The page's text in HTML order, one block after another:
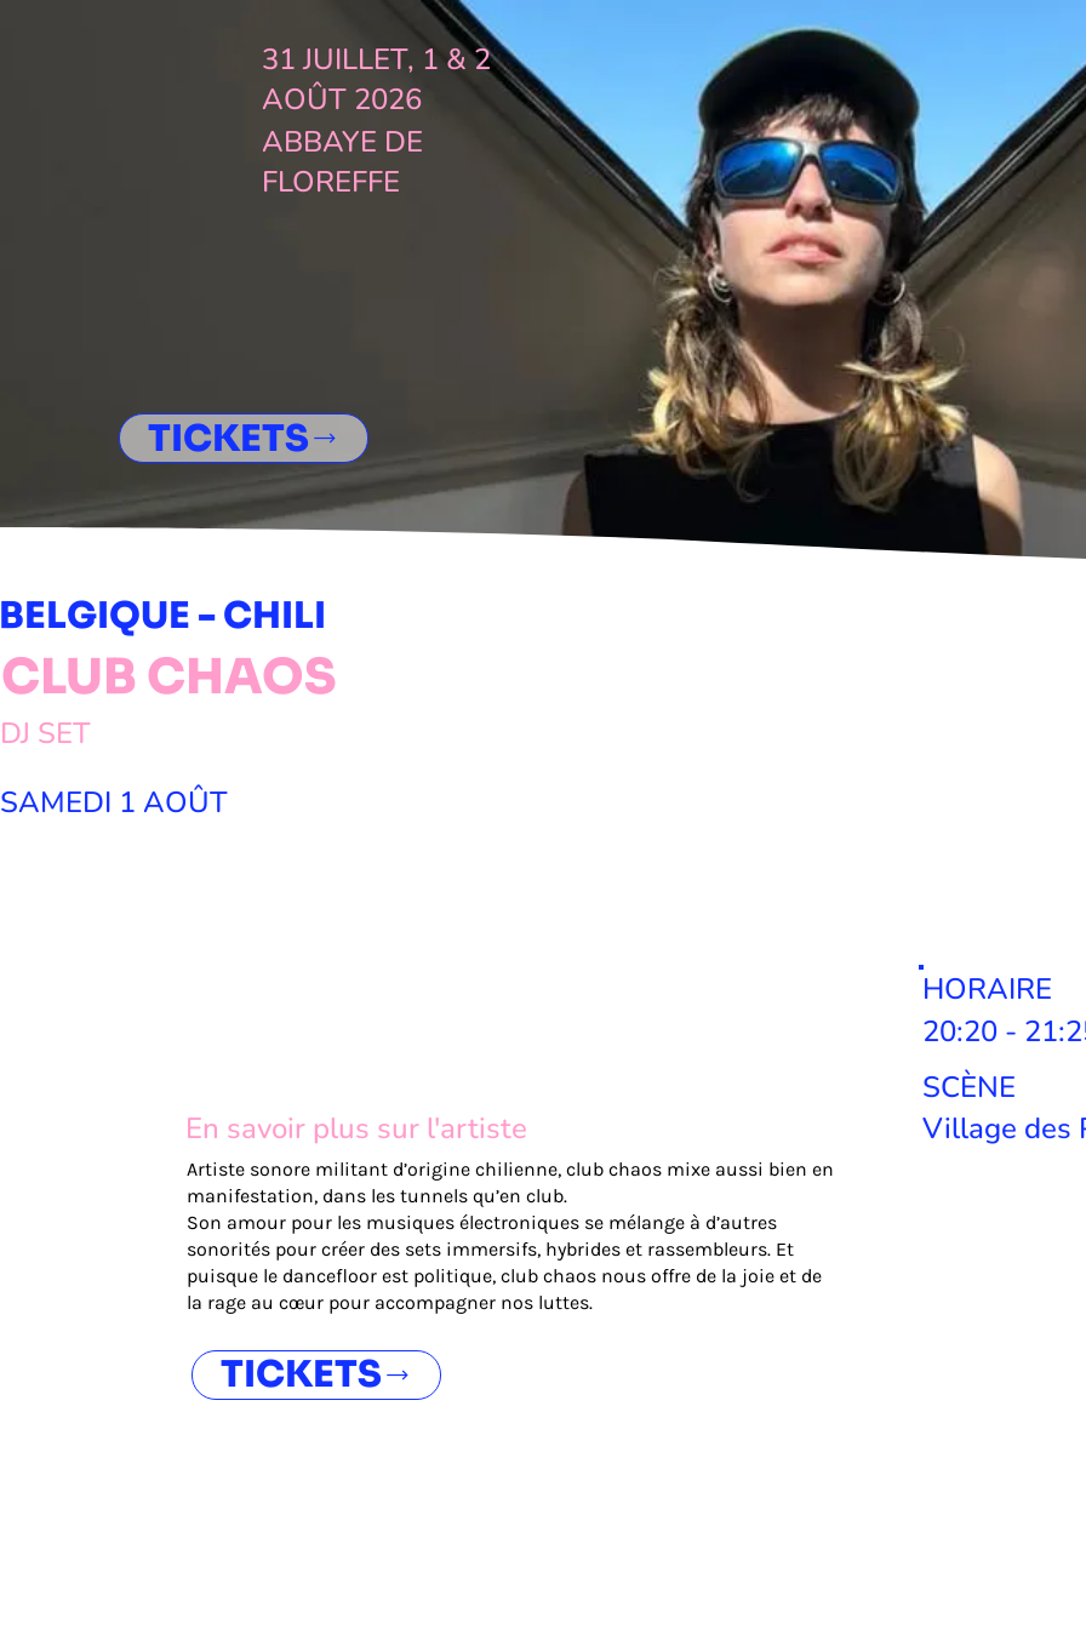
31 JUILLET, 1 & 2
AOÛT 2026
ABBAYE DE
FLOREFFE
TICKETS
BELGIQUE - CHILI
CLUB CHAOS
DJ SET
SAMEDI 1 AOÛT
En savoir plus sur l'artiste
Artiste sonore militant d’origine chilienne, club chaos mixe aussi bien en
manifestation, dans les tunnels qu’en club.
Son amour pour les musiques électroniques se mélange à d’autres
sonorités pour créer des sets immersifs, hybrides et rassembleurs. Et
puisque le dancefloor est politique, club chaos nous offre de la joie et de
la rage au cœur pour accompagner nos luttes.
TICKETS
HORAIRE
20:20 -
SCÈNE
Village des